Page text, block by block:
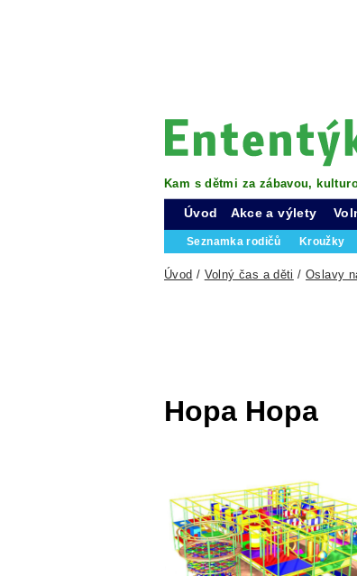
Kam s dětmi za zábavou,
Úvod Akce a výlety
Seznamka rodičů Kroužky
Úvod / Volný čas a děti /Oslavy
Hopa Hopa